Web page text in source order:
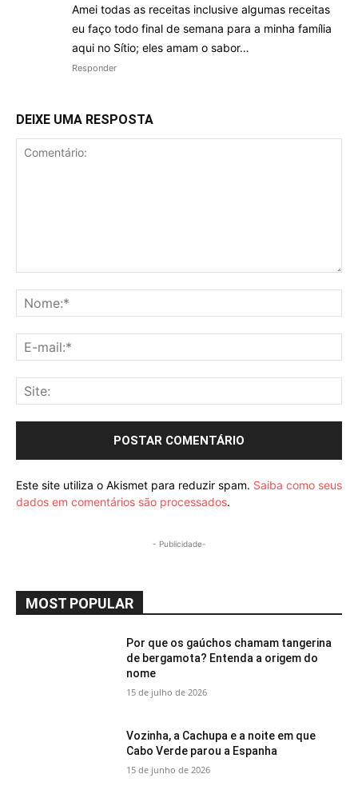
Amei todas as receitas inclusive algumas receitas
eu faço todo final de semana para a minha família
aqui no Sítio; eles amam o sabor…
Responder
DEIXE UMA RESPOSTA
Este site utiliza o Akismet para reduzir spam. Saiba como seus
dados em comentários são processados.
- Publicidade-
MOST POPULAR
Por que os gaúchos chamam tangerina
de bergamota? Entenda a origem do
nome
15 de julho de 2026
Vozinha, a Cachupa e a noite em que
Cabo Verde parou a Espanha
15 de junho de 2026